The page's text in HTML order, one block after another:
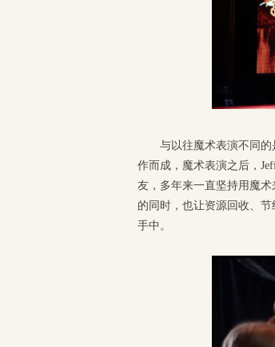
与以往魔术表演不同
作而成，魔术表演之后，
友，多年来一直坚持用魔
的同时，也让资源回收、
手中。